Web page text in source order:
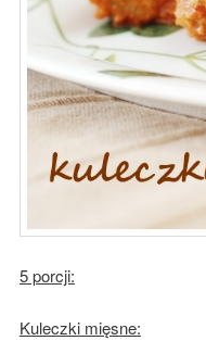
5 porcji:
Kuleczki mięsne: